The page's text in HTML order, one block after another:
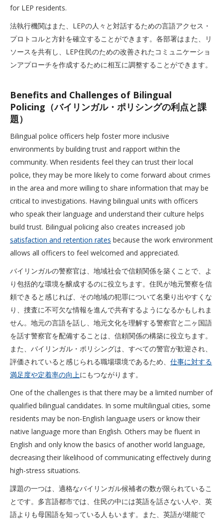
for LEP residents.
法執行機関はまた、LEPの人々と対話するための言語アクセス・
プロトコルと方針を確立することができます。各部署はまた、リ
ソースを共有し、LEP住民のための改善されたコミュニケーショ
ンアプローチを作成するために相互に調整することができます。
Benefits and Challenges of Bilingual
Policing（バイリンガル・ポリシングの利点と課
題）
Bilingual police officers help foster more inclusive
environments by building trust and rapport within the
community. When residents feel they can trust their local
police, they may be more likely to come forward about crimes
in the area and more willing to share information that may be
critical to investigations. Having bilingual units with officers
who speak their language and understand their culture helps
build trust. Bilingual policing also creates increased job
satisfaction and retention rates because the work environment
allows all officers to feel welcomed and appreciated.
バイリンガルの警察官は、地域社会で信頼関係を築くことで、よ
り包括的な環境を醸成するのに役立ちます。住民が地元警察を信
頼できると感じれば、その地域の犯罪について名乗り出やすくな
り、捜査に不可欠な情報を進んで共有するようになるかもしれま
せん。地元の言語を話し、地元文化を理解する警察官と二ヶ国語
を話す警察官を配備することは、信頼関係の構築に役立ちます。
また、バイリンガル・ポリシングは、すべての警官が歓迎され、
評価されていると感じられる職場環境であるため、 仕事に対する
満足度や定着率の向上にもつながります。
One of the challenges is that there may be a limited number of
qualified bilingual candidates. In some multilingual cities, some
residents may be non-English language users or know their
native language more than English. Others may be fluent in
English and only know the basics of another world language,
decreasing their likelihood of communicating effectively during
high-stress situations.
課題の一つは、適格なバイリンガル候補者の数が限られているこ
とです。多言語都市では、住民の中には英語を話さない人や、英
語よりも母国語を知っている人もいます。また、英語が堪能で